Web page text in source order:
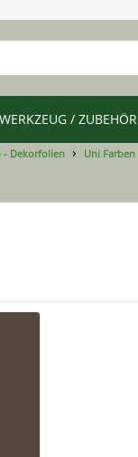
WERKZEUG / ZUBEHÖR
- Dekorfolien Uni Farben